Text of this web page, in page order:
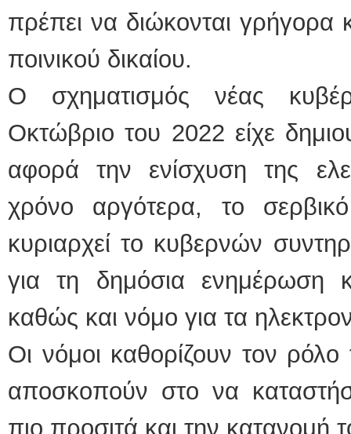
πρέπει να διώκονται γρήγορα
ποινικού δικαίου.
Ο σχηματισμός νέας
Οκτώβριο του 2022 είχε
αφορά την ενίσχυση της
χρόνο αργότερα, το
κυριαρχεί το κυβερνών
για τη δημόσια ενημέρωση
καθώς και νόμο για τα
Οι νόμοι καθορίζουν τον
αποσκοπούν στο να
πιο προσιτά και την κατανομή